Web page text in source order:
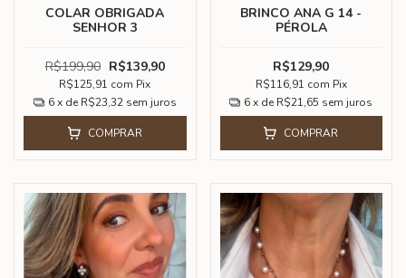
COLAR OBRIGADA
SENHOR 3
R$199,90 R$139,90
R$125,91 com Pix
6 x de R$23,32 sem juros
COMPRAR
BRINCO ANA G 14 -
PÉROLA
R$129,90
R$116,91 com Pix
6 x de R$21,65 sem juros
COMPRAR